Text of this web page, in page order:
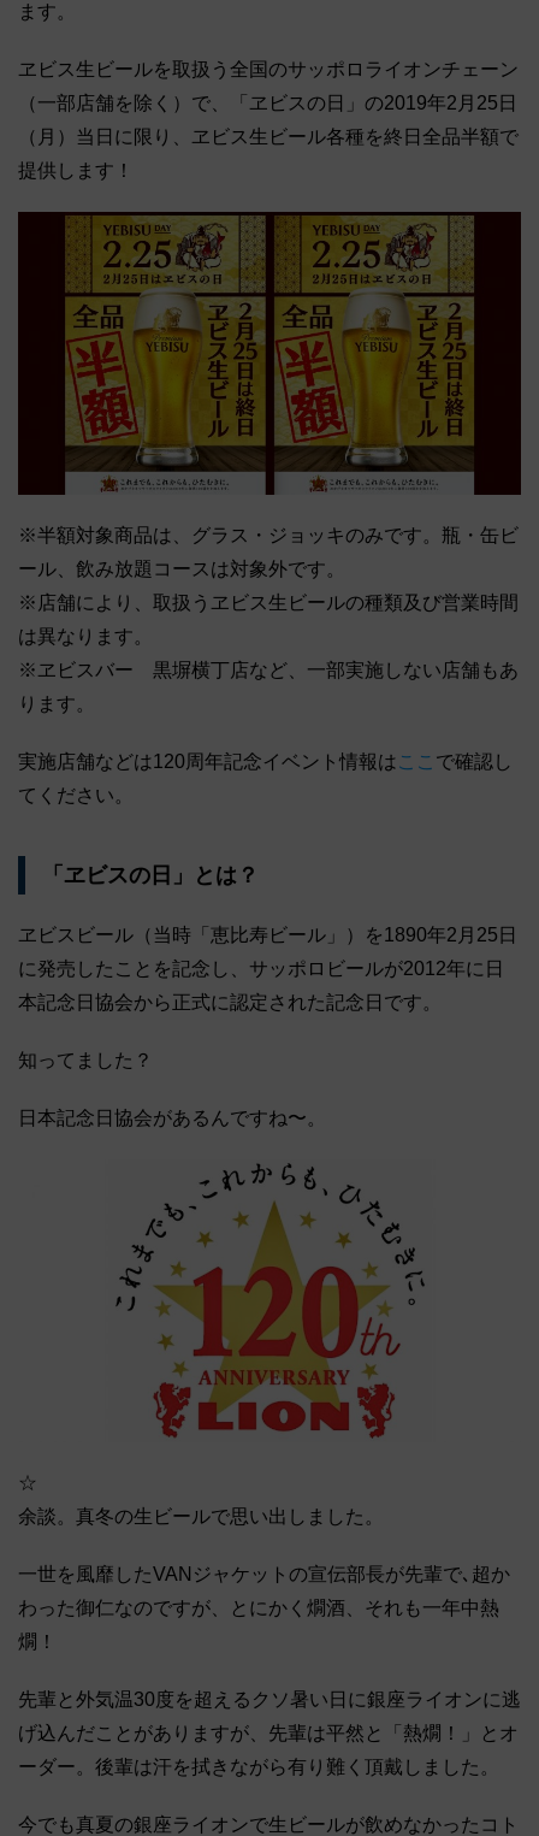
ます。
ヱビス生ビールを取扱う全国のサッポロライオンチェーン
（一部店舗を除く）で、「ヱビスの日」の2019年2月25日
（月）当日に限り、ヱビス生ビール各種を終日全品半額で
提供します！
※半額対象商品は、グラス・ジョッキのみです。瓶・缶ビ
ール、飲み放題コースは対象外です。
※店舗により、取扱うヱビス生ビールの種類及び営業時間
は異なります。
※ヱビスバー 黒塀横丁店など、一部実施しない店舗もあ
ります。
実施店舗などは120周年記念イベント情報は ここ で確認し
てください。
「ヱビスの日」とは？
ヱビスビール（当時「恵比寿ビール」）を1890年2月25日
に発売したことを記念し、サッポロビールが2012年に日
本記念日協会から正式に認定された記念日です。
知ってました？
日本記念日協会があるんですね〜。
☆
余談。真冬の生ビールで思い出しました。
一世を風靡したVANジャケットの宣伝部長が先輩で､超か
わった御仁なのですが、とにかく燗酒、それも一年中熱
燗！
先輩と外気温30度を超えるクソ暑い日に銀座ライオンに逃
げ込んだことがありますが、先輩は平然と「熱燗！」とオ
ーダー。後輩は汗を拭きながら有り難く頂戴しました。
今でも真夏の銀座ライオンで生ビールが飲めなかったコト